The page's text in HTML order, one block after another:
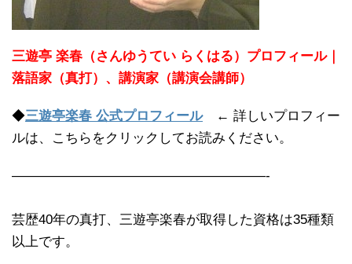
三遊亭 楽春（さんゆうてい らくはる）プロフィール｜
落語家（真打）、講演家（講演会講師）
◆三遊亭楽春 公式プロフィール← 詳しいプロフィー
ルは、こちらをクリックしてお読みください。
———————————————————-
芸歴40年の真打、三遊亭楽春が取得した資格は35種類
以上です。